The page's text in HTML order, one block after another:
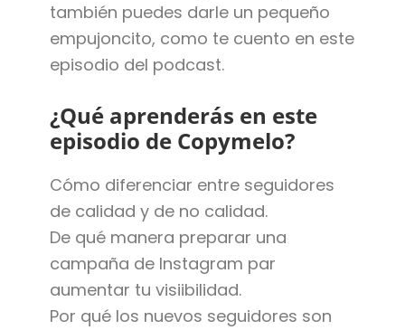
también puedes darle un pequeño
empujoncito, como te cuento en este
episodio del podcast.
¿Qué aprenderás en este
episodio de Copymelo?
Cómo diferenciar entre seguidores
de calidad y de no calidad.
De qué manera preparar una
campaña de Instagram par
aumentar tu visiibilidad.
Por qué los nuevos seguidores son